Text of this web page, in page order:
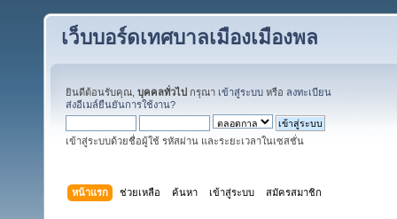
เว็บบอร์ดเทศบาลเมืองเมืองพล
ยินดีต้อนรับคุณ, บุคคลทั่วไป กรุณา เข้าสู่ระบบ หรือ ลงทะเบียน
ส่งอีเมล์ยืนยันการใช้งาน?
เข้าสู่ระบบด้วยชื่อผู้ใช้ รหัสผ่าน และระยะเวลาในเซสชั่น
หน้าแรก ช่วยเหลือ ค้นหา เข้าสู่ระบบ สมัครสมาชิก